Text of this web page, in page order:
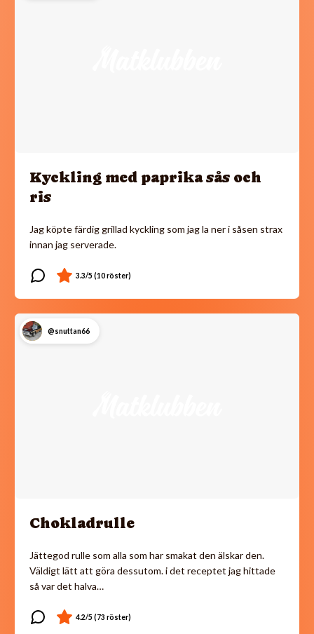
Kyckling med paprika sås och
ris
Jag köpte färdig grillad kyckling som jag la ner i såsen strax
innan jag serverade.
@snuttan66
Chokladrulle
Jättegod rulle som alla som har smakat den älskar den.
Väldigt lätt att göra dessutom. i det receptet jag hittade
så var det halva…